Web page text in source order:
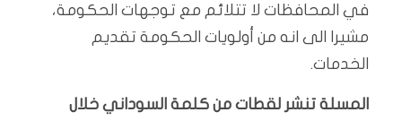
في المحافظات لا تتلائم مع توجهات الحكومة،
مشيرا الى انه من أولويات الحكومة تقديم
الخدمات.
المسلة تنشر لقطات من كلمة السوداني خلال